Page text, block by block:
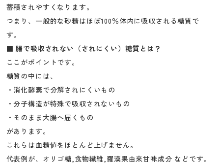
蓄積されやすくなります。
つまり、一般的な砂糖はほぼ100％体内に吸収される糖質で
す。
■ 腸で吸収されない（されにくい）糖質とは？
ここがポイントです。
糖質の中には、
・消化酵素で分解されにくいもの
・分子構造が特殊で吸収されないもの
・そのまま大腸へ届くもの
があります。
これらは血糖値をほとんど上げません。
代表例が、オリゴ糖,食物繊維,羅漢果由来甘味成分 などです。